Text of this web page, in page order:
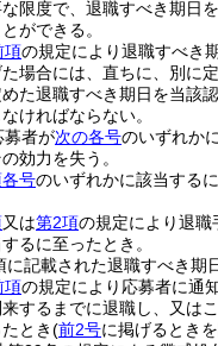
限度で、退職すべき期日を
ができる。
項の規定により退職すべき
場合には、直ちに、別に
た退職すべき期日を当該
ければならない。
募者が次の各号のいずれか
効力を失う。
号のいずれかに該当する
又は第2項の規定により退職
るに至ったとき。
に記載された退職すべき期
項の規定により応募者に通
するまでに退職し、又は
とき(前2号に掲げるとき